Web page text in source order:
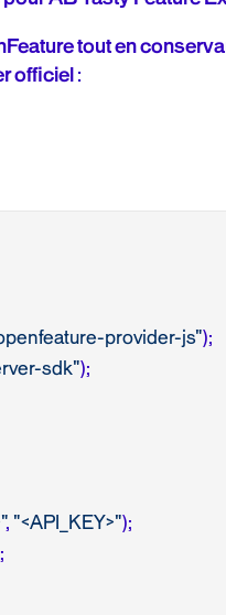
tout en
officiel:
provider-js"
sdk");
, "<API_KEY>"